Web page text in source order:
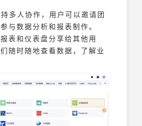
多人协作，用户可以邀请团
与数据分析和报表制作。
表和仪表盘分享给其他用
随时随地查看数据，了解业